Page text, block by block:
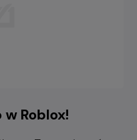
Roblox!